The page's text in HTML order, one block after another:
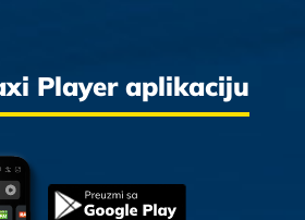
Player aplikaciju